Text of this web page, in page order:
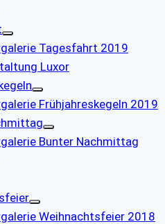
Tagesfahrt 2019
Luxor
Frühjahreskegeln 2019
Bunter Nachmittag
Weihnachtsfeier 2018